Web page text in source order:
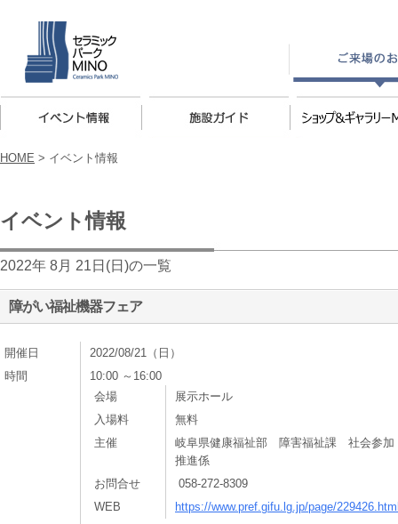
HOME > イベント情報
イベント情報
2022年 8月 21日(日)の一覧
障がい福祉機器フェア
開催日
2022/08/21（日）
時間
10:00 ～16:00
会場
展示ホール
入場料
無料
主催
岐阜県健康福祉部 障害福祉課 社会参加
推進係
お問合せ
058-272-8309
WEB
https://www.pref.gifu.lg.jp/page/